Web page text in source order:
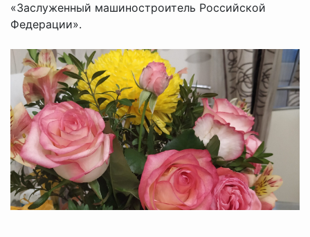
«Заслуженный машиностроитель Российской
Федерации».